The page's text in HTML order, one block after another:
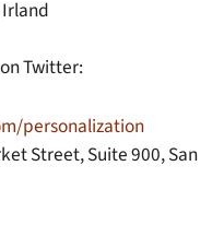
Twitter:
personalization
Street, Suite 900, San